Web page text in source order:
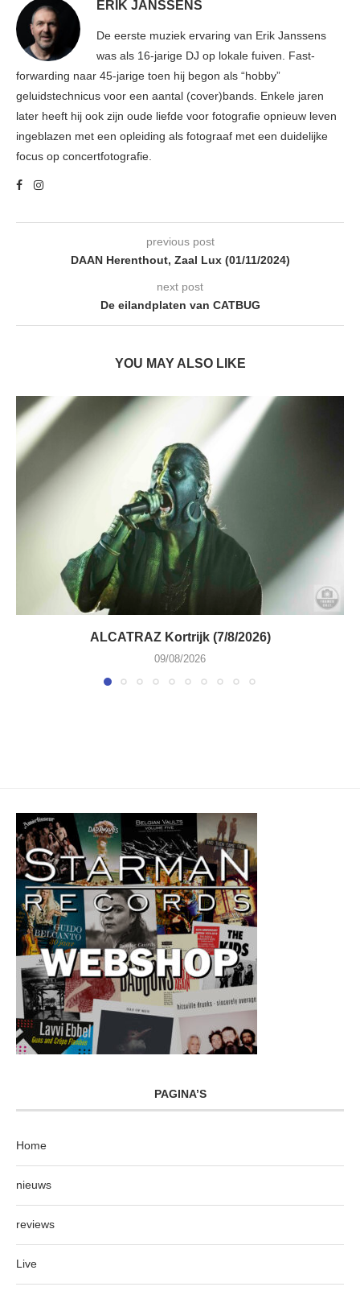
ERIK JANSSENS
De eerste muziek ervaring van Erik Janssens
was als 16-jarige DJ op lokale fuiven. Fast-
forwarding naar 45-jarige toen hij begon als “hobby”
geluidstechnicus voor een aantal (cover)bands. Enkele jaren
later heeft hij ook zijn oude liefde voor fotografie opnieuw leven
ingeblazen met een opleiding als fotograaf met een duidelijke
focus op concertfotografie.
previous post
DAAN Herenthout, Zaal Lux (01/11/2024)
next post
De eilandplaten van CATBUG
YOU MAY ALSO LIKE
ALCATRAZ Kortrijk (7/8/2026)
09/08/2026
PAGINA’S
Home
nieuws
reviews
Live